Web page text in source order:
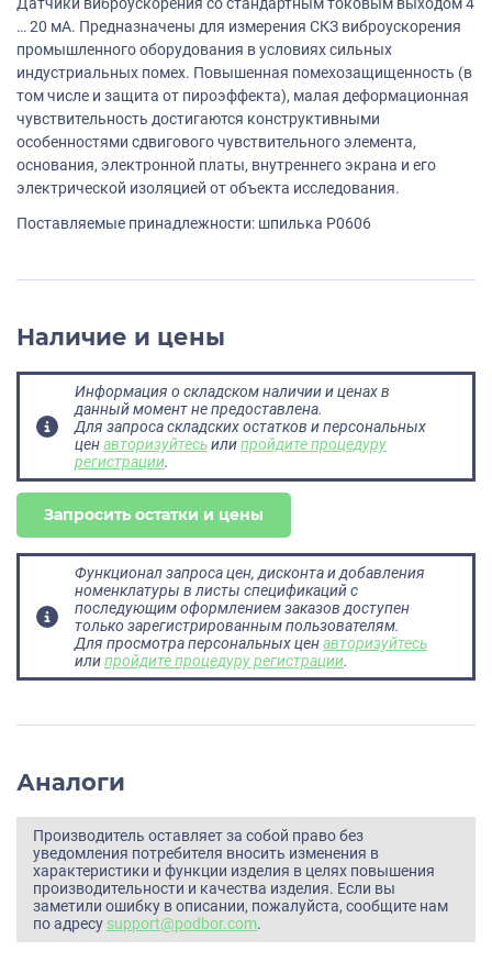
… 20 мА. Предназначены для измерения СКЗ виброускорения
промышленного оборудования в условиях сильных
индустриальных помех. Повышенная помехозащищенность (в
том числе и защита от пироэффекта), малая деформационная
чувствительность достигаются конструктивными
особенностями сдвигового чувствительного элемента,
основания, электронной платы, внутреннего экрана и его
электрической изоляцией от объекта исследования.
Поставляемые принадлежности: шпилька P0606
Наличие и цены
Информация о складском наличии и ценах в
данный момент не предоставлена.
Для запроса складских остатков и персональных
ценавторизуйтесьилипройдите процедуру
регистрации.
Запросить остатки и цены
Функционал запроса цен, дисконта и добавления
номенклатуры в листы спецификаций с
последующим оформлением заказов доступен
только зарегистрированным пользователям.
Для просмотра персональных ценавторизуйтесь
илипройдите процедуру регистрации.
Аналоги
Производитель оставляет за собой право без
уведомления потребителя вносить изменения в
характеристики и функции изделия в целях повышения
производительности и качества изделия. Если вы
заметили ошибку в описании, пожалуйста, сообщите нам
по адресу support@podbor.com.